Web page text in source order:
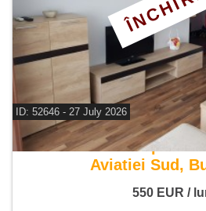
ID: 52646 - 27 July 2026
De inchiriat
Aviatiei Sud,
550 EUR /